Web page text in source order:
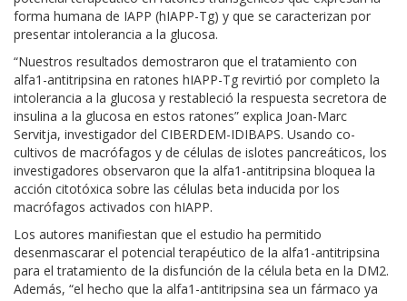
forma humana de IAPP (hIAPP-Tg) y que se caracterizan por
presentar intolerancia a la glucosa.
“Nuestros resultados demostraron que el tratamiento con
alfa1-antitripsina en ratones hIAPP-Tg revirtió por completo la
intolerancia a la glucosa y restableció la respuesta secretora de
insulina a la glucosa en estos ratones” explica Joan-Marc
Servitja, investigador del CIBERDEM-IDIBAPS. Usando co-
cultivos de macrófagos y de células de islotes pancreáticos, los
investigadores observaron que la alfa1-antitripsina bloquea la
acción citotóxica sobre las células beta inducida por los
macrófagos activados con hIAPP.
Los autores manifiestan que el estudio ha permitido
desenmascarar el potencial terapéutico de la alfa1-antitripsina
para el tratamiento de la disfunción de la célula beta en la DM2.
Además, “el hecho que la alfa1-antitripsina sea un fármaco ya